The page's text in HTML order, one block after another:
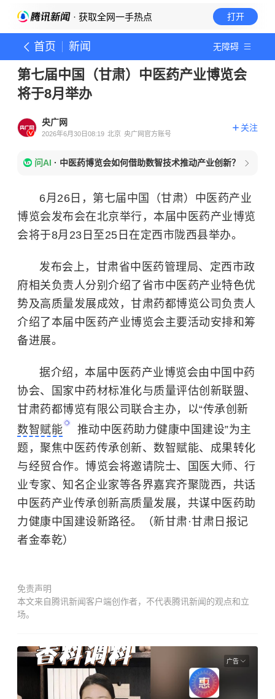
· 获取全网一手热点 打开
首页 新闻 无障碍
第七届中国（甘肃）中医药产业博览会
将于8月举办
央广网
2026年6月30日08:19 北京 央广网官方账号
关注
问AI · 中医药博览会如何借助数智技术推动产业创新？
6月26日，第七届中国（甘肃）中医药产业
博览会发布会在北京举行，本届中医药产业博览
会将于8月23日至25日在定西市陇西县举办。
发布会上，甘肃省中医药管理局、定西市政
府相关负责人分别介绍了省市中医药产业特色优
势及高质量发展成效，甘肃药都博览公司负责人
介绍了本届中医药产业博览会主要活动安排和筹
备进展。
据介绍，本届中医药产业博览会由中国中药
协会、国家中药材标准化与质量评估创新联盟、
甘肃药都博览有限公司联合主办，以“传承创新
数智赋能
推动中医药助力健康中国建设”为主
题，聚焦中医药传承创新、数智赋能、成果转化
与经贸合作。博览会将邀请院士、国医大师、行
业专家、知名企业家等各界嘉宾齐聚陇西，共话
中医药产业传承创新高质量发展，共谋中医药助
力健康中国建设新路径。（新甘肃·甘肃日报记
者金奉乾）
免责声明
本文来自腾讯新闻客户端创作者，不代表腾讯新闻的观点和立
场。
广告